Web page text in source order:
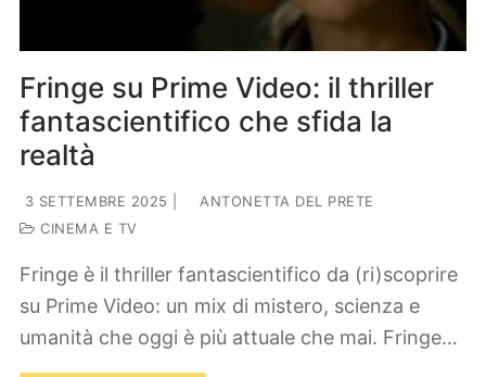
Fringe su Prime Video: il thriller
fantascientifico che sfida la
realtà
3 SETTEMBRE 2025
ANTONETTA DEL PRETE
CINEMA E TV
Fringe è il thriller fantascientifico da (ri)scoprire
su Prime Video: un mix di mistero, scienza e
umanità che oggi è più attuale che mai. Fringe…